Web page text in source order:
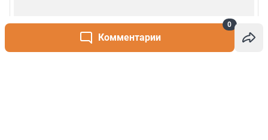
Комментарии
0